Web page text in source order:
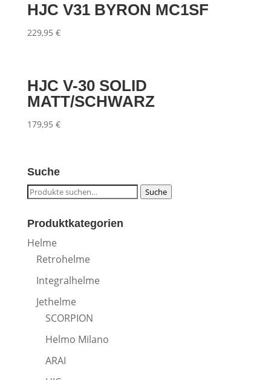
HJC V31 BYRON MC1SF
229,95 €
HJC V-30 SOLID
MATT/SCHWARZ
179,95 €
Suche
Suche
Suche
Produktkategorien
Helme
Retrohelme
Integralhelme
Jethelme
SCORPION
Helmo Milano
ARAI